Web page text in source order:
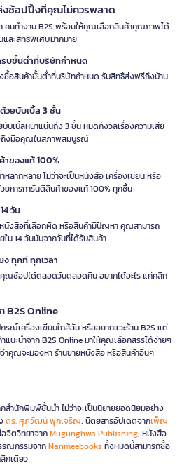
งช้อปปิ้งที่คุณไม่ควรพลาด
คนทำงาน B2S พร้อมให้คุณเลือกสินค้าคุณภาพได้
ละสิทธิพิเศษมากมาย
รบขั้นต่ำที่บริษัทกำหนด
ซื้อสินค้าขั้นต่ำที่บริษัทกำหนด รับสิทธิ์ส่งฟรีถึงบ้าน
วยบับเบิ้ล 3 ชั้น
บเบิ้ลหนาแน่นถึง 3 ชั้น หมดกังวลเรื่องความเสีย
ถึงมือคุณในสภาพสมบูรณ์
ของแท้ 100%
ลากหลาย ไม่ว่าจะเป็นหนังสือ เครื่องเขียน หรือ
ยการการันตีสินค้าของแท้ 100% ทุกชิ้น
วัน
หนังสือที่เลือกผิด หรือสินค้ามีปัญหา คุณสามารถ
น 14 วันนับจากวันที่ได้รับสินค้า
ง ทุกที่ ทุกเวลา
ณช้อปได้ตลอดวันตลอดคืน อยากได้อะไร แค่คลิก
B2S Online
รณ์เครื่องเขียนใกล้ฉัน หรืออยากแวะร้าน B2S แต่
แนะนำจาก B2S Online มาให้คุณเลือกสรรได้ง่ายๆ
าคุณจะมองหา ร้านขายหนังสือ หรือสินค้าอื่นๆ
สำนักพิมพ์ชั้นนำ ไม่ว่าจะเป็นนิยายยอดนิยมอย่าง
ดร. ศุภวัฒน์ พุกเจริญ, นิตยสารอัปเดตจากเพ็ญ
จิตวิทยาจากMugunghwa Publishing, หนังสือ
รณกรรมจากNanmeebooks ทั้งหมดนี้สามารถซื้อ
กเดียว